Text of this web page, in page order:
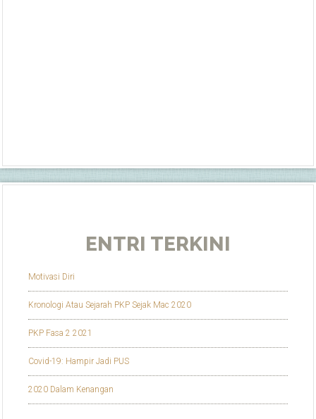
ENTRI TERKINI
Motivasi Diri
Kronologi Atau Sejarah PKP Sejak Mac 2020
PKP Fasa 2 2021
Covid-19: Hampir Jadi PUS
2020 Dalam Kenangan